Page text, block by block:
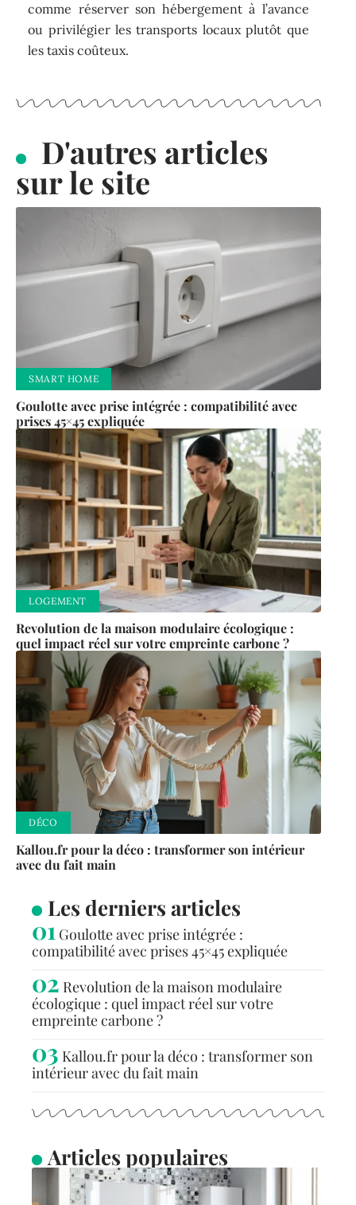
comme réserver son hébergement à l’avance
ou privilégier les transports locaux plutôt que
les taxis coûteux.
D'autres articles
sur le site
SMART HOME
Goulotte avec prise intégrée : compatibilité avec
prises 45×45 expliquée
LOGEMENT
Revolution de la maison modulaire écologique :
quel impact réel sur votre empreinte carbone ?
DÉCO
Kallou.fr pour la déco : transformer son intérieur
avec du fait main
Les derniers articles
Goulotte avec prise intégrée :
compatibilité avec prises 45×45 expliquée
Revolution de la maison modulaire
écologique : quel impact réel sur votre
empreinte carbone ?
Kallou.fr pour la déco : transformer son
intérieur avec du fait main
Articles populaires